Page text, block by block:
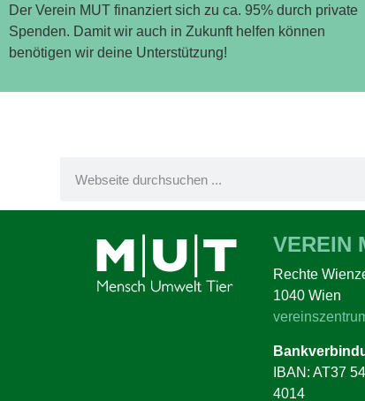
Der Verein MUT finanziert sich zu ca. 95% durch private
Spenden. Damit wir auch in Zukunft helfen können
benötigen wir deine Unterstützung!
VEREIN
Rechte
1040 Wien
IBAN: AT37
4014